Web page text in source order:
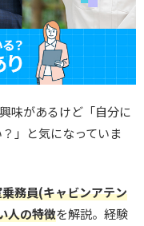
味があるけど「自分に
」と気になっていま
務員(キャビンアテン
人の特徴を解説。経験